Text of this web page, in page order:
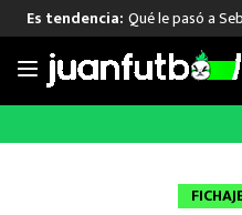
Saltar
Es tendencia: Qué le pasó a
LIGA MX